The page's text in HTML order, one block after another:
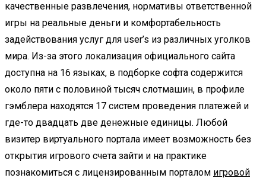
качественные развлечения, нормативы ответственной
игры на реальные деньги и комфортабельность
задействования услуг для user’s из различных уголков
мира. Из-за этого локализация официального сайта
доступна на 16 языках, в подборке софта содержится
около пяти с половиной тысяч слотмашин, в профиле
гэмблера находятся 17 систем проведения платежей и
где-то двадцать две денежные единицы. Любой
визитер виртуального портала имеет возможность без
открытия игрового счета зайти и на практике
познакомиться с лицензированным порталом игровой